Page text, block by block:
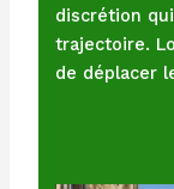
discrétion
trajectoire.
de déplacer